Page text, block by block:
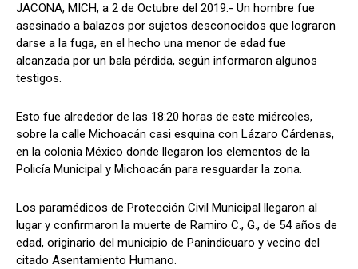
JACONA, MICH, a 2 de Octubre del 2019.- Un hombre fue
asesinado a balazos por sujetos desconocidos que lograron
darse a la fuga, en el hecho una menor de edad fue
alcanzada por un bala pérdida, según informaron algunos
testigos.
Esto fue alrededor de las 18:20 horas de este miércoles,
sobre la calle Michoacán casi esquina con Lázaro Cárdenas,
en la colonia México donde llegaron los elementos de la
Policía Municipal y Michoacán para resguardar la zona.
Los paramédicos de Protección Civil Municipal llegaron al
lugar y confirmaron la muerte de Ramiro C., G., de 54 años de
edad, originario del municipio de Panindicuaro y vecino del
citado Asentamiento Humano.